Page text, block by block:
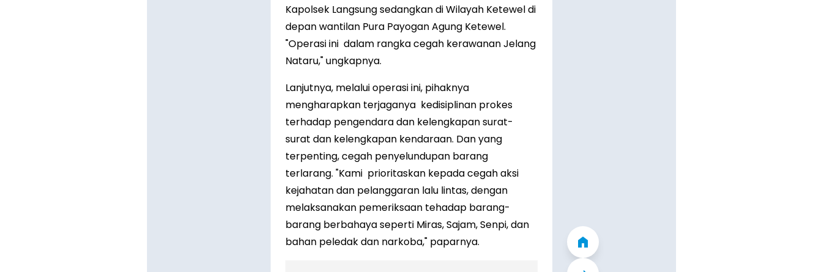
Kapolsek Langsung sedangkan di Wilayah Ketewel di
depan wantilan Pura Payogan Agung Ketewel.
"Operasi ini dalam rangka cegah kerawanan Jelang
Nataru," ungkapnya.
Lanjutnya, melalui operasi ini, pihaknya
mengharapkan terjaganya kedisiplinan prokes
terhadap pengendara dan kelengkapan surat-
surat dan kelengkapan kendaraan. Dan yang
terpenting, cegah penyelundupan barang
terlarang. "Kami prioritaskan kepada cegah aksi
kejahatan dan pelanggaran lalu lintas, dengan
melaksanakan pemeriksaan tehadap barang-
barang berbahaya seperti Miras, Sajam, Senpi, dan
bahan peledak dan narkoba," paparnya.